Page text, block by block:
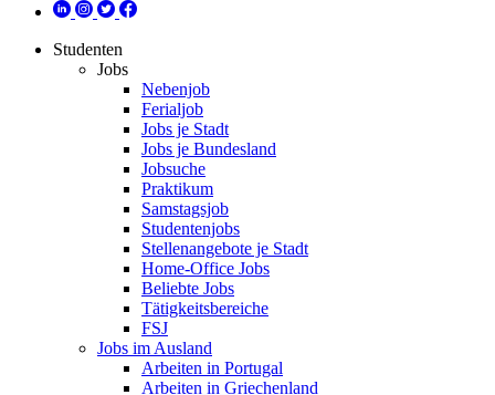
Studenten
Jobs
Nebenjob
Ferialjob
Jobs je Stadt
Jobs je Bundesland
Jobsuche
Praktikum
Samstagsjob
Studentenjobs
Stellenangebote je Stadt
Home-Office Jobs
Beliebte Jobs
Tätigkeitsbereiche
FSJ
Jobs im Ausland
Arbeiten in Portugal
Arbeiten in Griechenland